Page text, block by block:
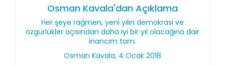
Osman Kavala'dan Açıklama
Her şeye rağmen, yeni yılın demokrasi ve
özgürlükler açısından daha iyi bir yıl olacağına dair
inancım tam.
Osman Kavala, 4 Ocak 2018